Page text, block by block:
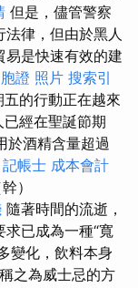
但是，儘管警察
律，但由於黑人
易是快速有效的建
證 照片 搜索引
五的行動正在越來
經在聖誕節期
於酒精含量超過
記帳士 成本會計
）
隨著時間的流逝，
已成為一種“寬
變化，飲料本身
之為威士忌的方